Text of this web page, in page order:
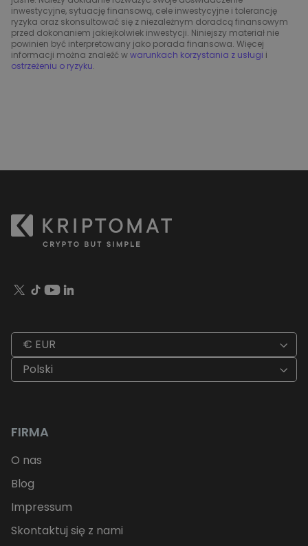
inwestycyjne, sytuację finansową, cele inwestycyjne i tolerancję
ryzyka oraz skonsultować się z niezależnym doradcą finansowym
przed dokonaniem jakiejkolwiek inwestycji. Niniejszy materiał nie
powinien być interpretowany jako porada finansowa. Więcej
informacji można znaleźć wwarunkach korzystania z usługi i
ostrzeżeniu o ryzyku.
€ EUR
Polski
FIRMA
O nas
Blog
Impressum
Skontaktuj się z nami